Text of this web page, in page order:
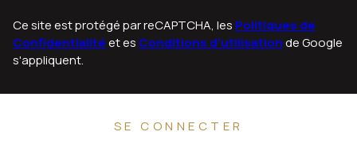
Ce site est protégé par reCAPTCHA, les Politiques de
Confidentialitéet es Conditions d'utilisationde Google
s'appliquent.
SE CONNECTER